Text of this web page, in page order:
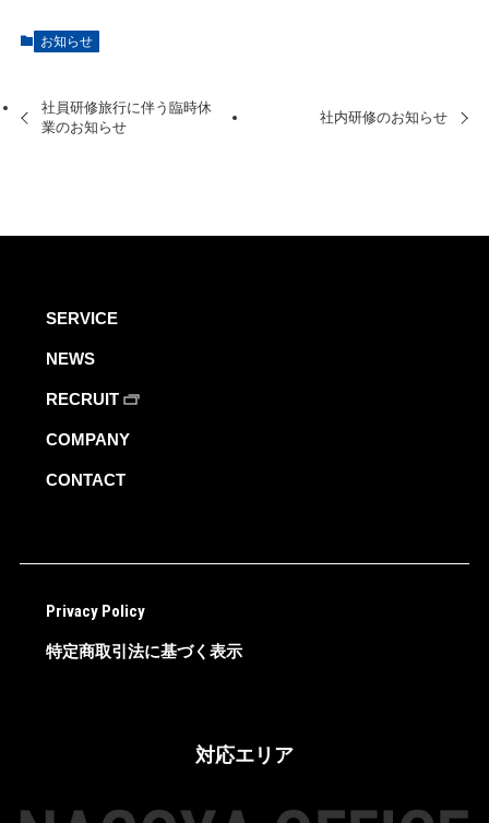
お知らせ
社員研修旅行に伴う臨時休
業のお知らせ
社内研修のお知らせ
SERVICE
NEWS
RECRUIT
COMPANY
CONTACT
Privacy Policy
特定商取引法に基づく表示
対応エリア